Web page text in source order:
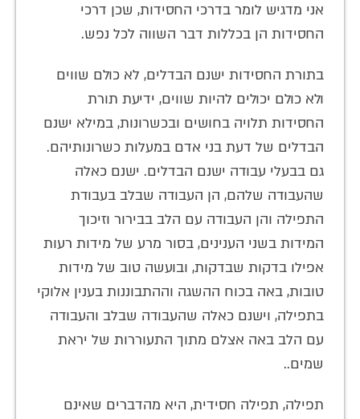
אני מדגיש לומר בדרכי החסידות, שכן דרכי
החסידות הן בכללות דבר השווה לכל נפש.
בתורת החסידות ישנם הבדלים, לא כולם שווים
ולא כולם יכולים להיות שווים, ידיעת תורת
החסידות תלויה בחושים ובכשרונות, במילא ישנם
הבדלים של דעת בני אדם במעלות כשרונותיהם.
גם בבעלי עבודה ישנם הבדלים. ישנם כאלה
שהעבודה שלהם, הן העבודה שבלב בעבודת
התפילה והן העבודה עם הלב בבירור וזיכוך
המידות בשני הענינים, בסור מרע של מידות רעות
אפילו בדקות שבדקות, ובועשה טוב של מידות
טובות, באה בכוח ההשגה וההתבוננות בענין אלוקי
בתפילה, וישנם כאלה שהעבודה שבלב והעבודה
עם הלב באה אצלם מתוך התעוררות של יראת
שמים..
תפילה, תפילה חסידית, היא מהדברים שאינם